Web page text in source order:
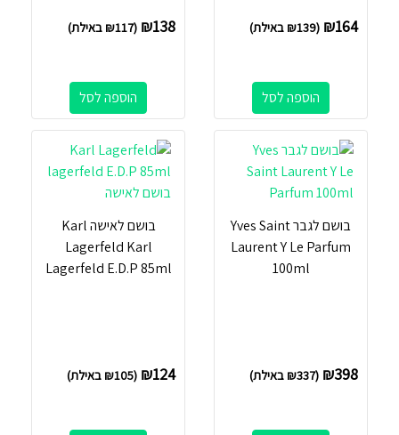
₪164
(
₪139 באילת)
הוספה לסל
₪138
(
₪117 באילת)
הוספה לסל
בושם לגבר Yves Saint
Laurent Y Le Parfum
100ml
₪398
(
₪337 באילת)
בושם לאישה Karl
Lagerfeld Karl
Lagerfeld E.D.P 85ml
₪124
(
₪105 באילת)